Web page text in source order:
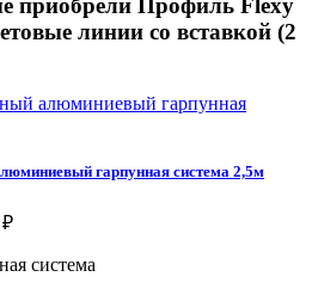
линии со вставкой (2
гарпунная система 2,5м
₽
система